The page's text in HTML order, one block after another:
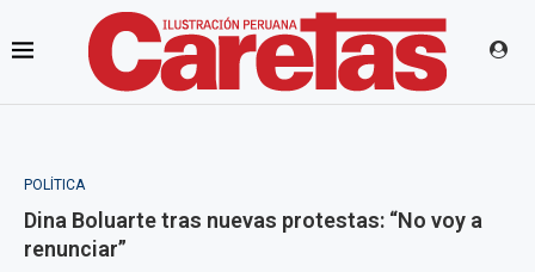
POLÍTICA
Dina Boluarte tras nuevas protestas: “No voy a
renunciar”